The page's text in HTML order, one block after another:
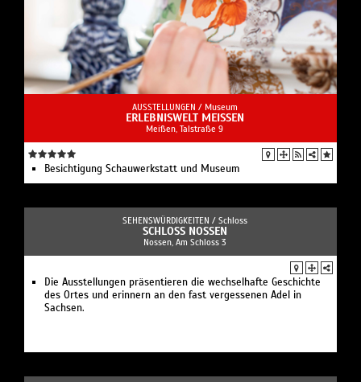
AUSSTELLUNGEN / Museum
ERLEBNISWELT MEISSEN
Meißen, Talstraße 9
Besichtigung Schauwerkstatt und Museum
SEHENSWÜRDIGKEITEN / Schloss
SCHLOSS NOSSEN
Nossen, Am Schloss 3
Die Ausstellungen präsentieren die wechselhafte Geschichte
des Ortes und erinnern an den fast vergessenen Adel in
Sachsen.